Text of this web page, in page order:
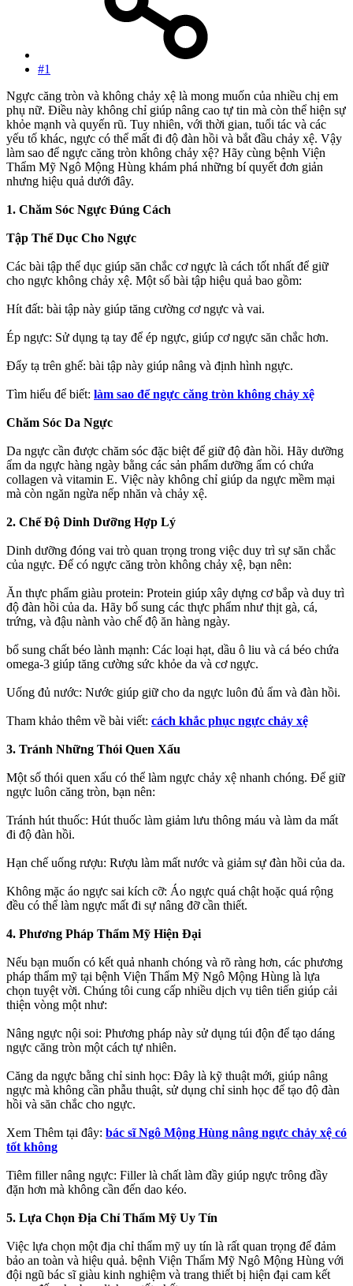
#1
Ngực căng tròn và không chảy xệ là mong muốn của nhiều chị em
phụ nữ. Điều này không chỉ giúp nâng cao tự tin mà còn thể hiện sự
khỏe mạnh và quyến rũ. Tuy nhiên, với thời gian, tuổi tác và các
yếu tố khác, ngực có thể mất đi độ đàn hồi và bắt đầu chảy xệ. Vậy
làm sao để ngực căng tròn không chảy xệ? Hãy cùng bệnh Viện
Thẩm Mỹ Ngô Mộng Hùng khám phá những bí quyết đơn giản
nhưng hiệu quả dưới đây.
1. Chăm Sóc Ngực Đúng Cách
Tập Thể Dục Cho Ngực
Các bài tập thể dục giúp săn chắc cơ ngực là cách tốt nhất để giữ
cho ngực không chảy xệ. Một số bài tập hiệu quả bao gồm:
Hít đất: bài tập này giúp tăng cường cơ ngực và vai.
Ép ngực: Sử dụng tạ tay để ép ngực, giúp cơ ngực săn chắc hơn.
Đẩy tạ trên ghế: bài tập này giúp nâng và định hình ngực.
Tìm hiểu để biết: làm sao để ngực căng tròn không chảy xệ
Chăm Sóc Da Ngực
Da ngực cần được chăm sóc đặc biệt để giữ độ đàn hồi. Hãy dưỡng
ẩm da ngực hàng ngày bằng các sản phẩm dưỡng ẩm có chứa
collagen và vitamin E. Việc này không chỉ giúp da ngực mềm mại
mà còn ngăn ngừa nếp nhăn và chảy xệ.
2. Chế Độ Dinh Dưỡng Hợp Lý
Dinh dưỡng đóng vai trò quan trọng trong việc duy trì sự săn chắc
của ngực. Để có ngực căng tròn không chảy xệ, bạn nên:
Ăn thực phẩm giàu protein: Protein giúp xây dựng cơ bắp và duy trì
độ đàn hồi của da. Hãy bổ sung các thực phẩm như thịt gà, cá,
trứng, và đậu nành vào chế độ ăn hàng ngày.
bổ sung chất béo lành mạnh: Các loại hạt, dầu ô liu và cá béo chứa
omega-3 giúp tăng cường sức khỏe da và cơ ngực.
Uống đủ nước: Nước giúp giữ cho da ngực luôn đủ ẩm và đàn hồi.
Tham khảo thêm về bài viết: cách khắc phục ngực chảy xệ
3. Tránh Những Thói Quen Xấu
Một số thói quen xấu có thể làm ngực chảy xệ nhanh chóng. Để giữ
ngực luôn căng tròn, bạn nên:
Tránh hút thuốc: Hút thuốc làm giảm lưu thông máu và làm da mất
đi độ đàn hồi.
Hạn chế uống rượu: Rượu làm mất nước và giảm sự đàn hồi của da.
Không mặc áo ngực sai kích cỡ: Áo ngực quá chật hoặc quá rộng
đều có thể làm ngực mất đi sự nâng đỡ cần thiết.
4. Phương Pháp Thẩm Mỹ Hiện Đại
Nếu bạn muốn có kết quả nhanh chóng và rõ ràng hơn, các phương
pháp thẩm mỹ tại bệnh Viện Thẩm Mỹ Ngô Mộng Hùng là lựa
chọn tuyệt vời. Chúng tôi cung cấp nhiều dịch vụ tiên tiến giúp cải
thiện vòng một như:
Nâng ngực nội soi: Phương pháp này sử dụng túi độn để tạo dáng
ngực căng tròn một cách tự nhiên.
Căng da ngực bằng chỉ sinh học: Đây là kỹ thuật mới, giúp nâng
ngực mà không cần phẫu thuật, sử dụng chỉ sinh học để tạo độ đàn
hồi và săn chắc cho ngực.
Xem Thêm tại đây: bác sĩ Ngô Mộng Hùng nâng ngực chảy xệ có
tốt không
Tiêm filler nâng ngực: Filler là chất làm đầy giúp ngực trông đầy
đặn hơn mà không cần đến dao kéo.
5. Lựa Chọn Địa Chỉ Thẩm Mỹ Uy Tín
Việc lựa chọn một địa chỉ thẩm mỹ uy tín là rất quan trọng để đảm
bảo an toàn và hiệu quả. bệnh Viện Thẩm Mỹ Ngô Mộng Hùng với
đội ngũ bác sĩ giàu kinh nghiệm và trang thiết bị hiện đại cam kết